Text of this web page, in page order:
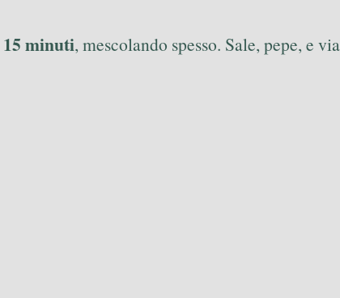
15 minuti, mescolando spesso. Sale, pepe, e via